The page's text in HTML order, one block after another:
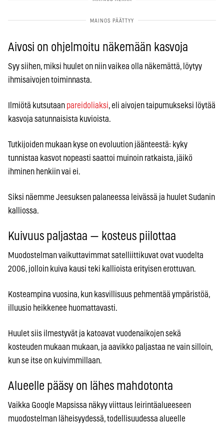
Aivosi on ohjelmoitu näkemään kasvoja
Syy siihen, miksi huulet on niin vaikea olla näkemättä, löytyy
ihmisaivojen toiminnasta.
Ilmiötä kutsutaan pareidoliaksi, eli aivojen taipumukseksi löytää
kasvoja satunnaisista kuvioista.
Tutkijoiden mukaan kyse on evoluution jäänteestä: kyky
tunnistaa kasvot nopeasti saattoi muinoin ratkaista, jäikö
ihminen henkiin vai ei.
Siksi näemme Jeesuksen palaneessa leivässä ja huulet Sudanin
kalliossa.
Kuivuus paljastaa — kosteus piilottaa
Muodostelman vaikuttavimmat satelliittikuvat ovat vuodelta
2006, jolloin kuiva kausi teki kallioista erityisen erottuvan.
Kosteampina vuosina, kun kasvillisuus pehmentää ympäristöä,
illuusio heikkenee huomattavasti.
Huulet siis ilmestyvät ja katoavat vuodenaikojen sekä
kosteuden mukaan mukaan, ja aavikko paljastaa ne vain silloin,
kun se itse on kuivimmillaan.
Alueelle pääsy on lähes mahdotonta
Vaikka Google Mapsissa näkyy viittaus leirintäalueeseen
muodostelman läheisyydessä, todellisuudessa alueelle